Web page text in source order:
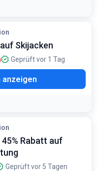
Skijacken
Geprüft vor 1 Tag
anzeigen
Rabatt auf
Geprüft vor 5 Tagen